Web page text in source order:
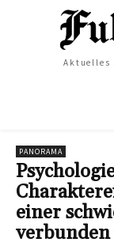
Aktuelles
PANORAMA
einer